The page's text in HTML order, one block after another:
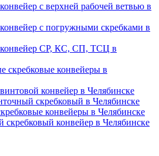
с верхней рабочей ветвью в
с погружными скребками в
СР, КС, СП, ТСЦ в
скребковые конвейеры в
конвейер в Челябинске
скребковый в Челябинске
конвейеры в Челябинске
скребковый конвейер в Челябинске